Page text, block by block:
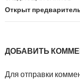
Открыт
ДОБАВИТЬ
Для отправки